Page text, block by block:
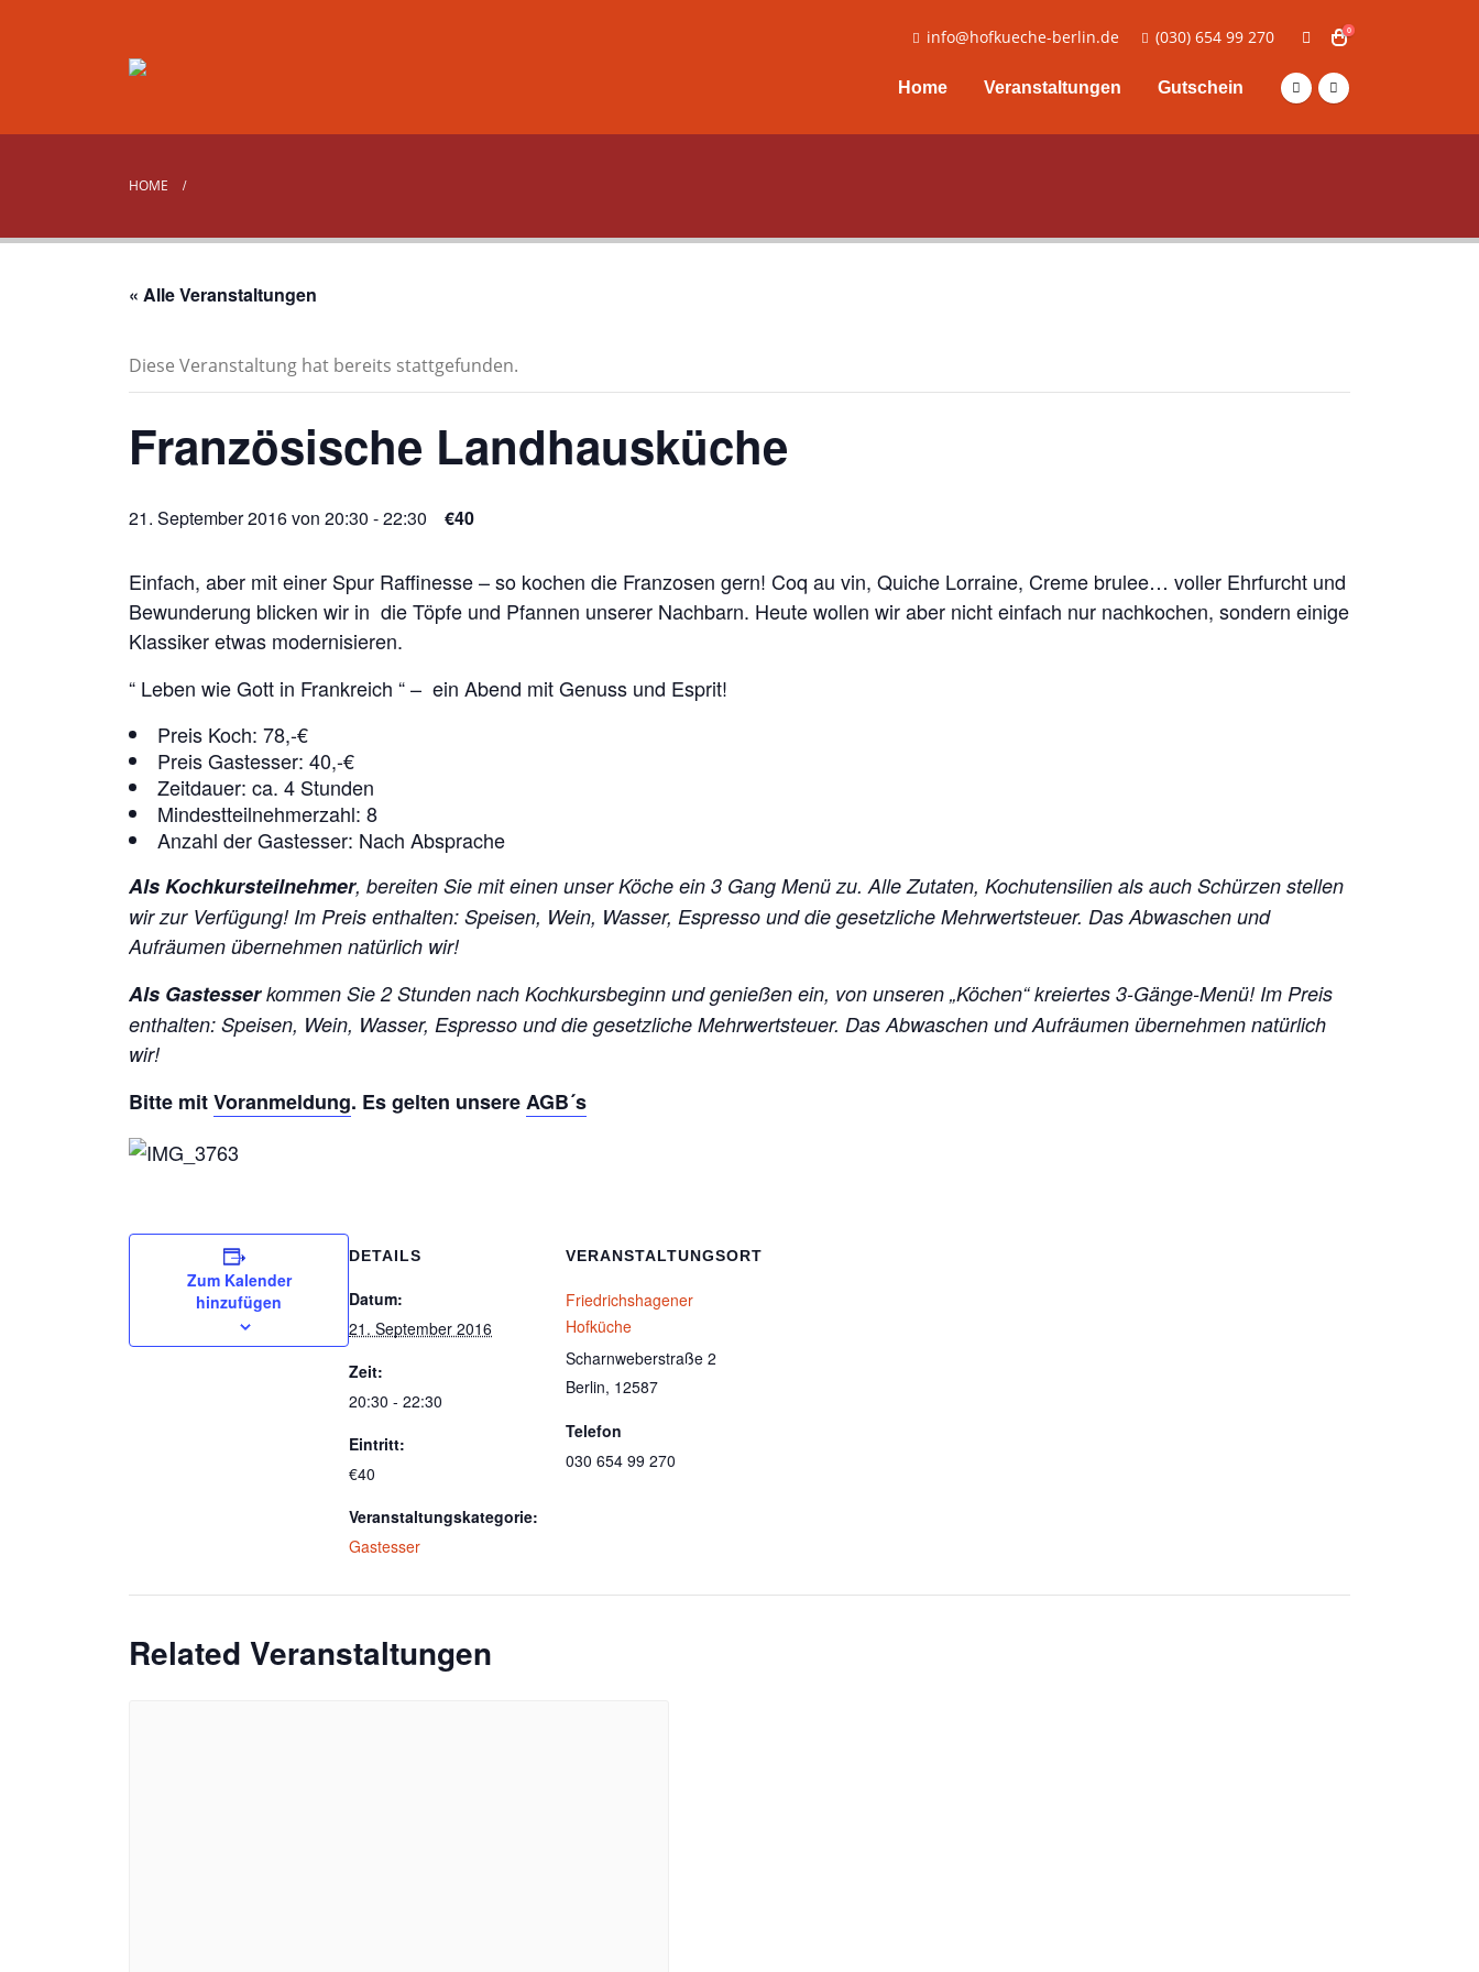
info@hofkueche-berlin.de (030) 654 99 270 0
Home Veranstaltungen Gutschein
HOME
« Alle Veranstaltungen
Diese Veranstaltung hat bereits stattgefunden.
Französische Landhausküche
21. September 2016 von 20:30 -22:30 €40
Einfach, aber mit einer Spur Raffinesse – so kochen die Franzosen gern! Coq au vin, Quiche Lorraine, Creme brulee… voller Ehrfurcht und
Bewunderung blicken wir in die Töpfe und Pfannen unserer Nachbarn. Heute wollen wir aber nicht einfach nur nachkochen, sondern einige
Klassiker etwas modernisieren.
“ Leben wie Gott in Frankreich “ – ein Abend mit Genuss und Esprit!
Preis Koch: 78,-€
Preis Gastesser: 40,-€
Zeitdauer: ca. 4 Stunden
Mindestteilnehmerzahl: 8
Anzahl der Gastesser: Nach Absprache
Als Kochkursteilnehmer, bereiten Sie mit einen unser Köche ein 3 Gang Menü zu. Alle Zutaten, Kochutensilien als auch Schürzen stellen
wir zur Verfügung! Im Preis enthalten: Speisen, Wein, Wasser, Espresso und die gesetzliche Mehrwertsteuer. Das Abwaschen und
Aufräumen übernehmen natürlich wir!
Als Gastesserkommen Sie 2 Stunden nach Kochkursbeginn und genießen ein, von unseren „Köchen“ kreiertes 3-Gänge-Menü! Im Preis
enthalten: Speisen, Wein, Wasser, Espresso und die gesetzliche Mehrwertsteuer. Das Abwaschen und Aufräumen übernehmen natürlich
wir!
Bitte mitVoranmeldung. Es gelten unsereAGB´s
Zum Kalender
hinzufügen
DETAILS
Datum:
21. September 2016
Zeit:
20:30 - 22:30
Eintritt:
€40
Veranstaltungskategorie:
Gastesser
VERANSTALTUNGSORT
Friedrichshagener
Hofküche
Scharnweberstraße 2
Berlin, 12587
Telefon
030 654 99 270
Related Veranstaltungen